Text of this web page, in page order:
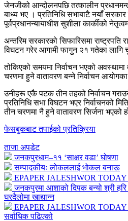
जेनजीको आन्दोलनपछि तत्कालीन
बाध्य भए । प्रतिनिधि सभाबाटै नयाँ
पूर्वप्रधानन्यायाधीश सुशीला कार्कीको
अन्तरिम सरकारको सिफारिसमा राष्ट्रपति
विघटन गरेर आगामी फागुन २१ गतेका लागि
तोकिएको समयमा निर्वाचन भएको अवस्थामा
चरणमा हुने वातावरण बन्ने निर्वाचन
उनीहरू एकै पटक तीन तहको निर्वाचन
प्रतिनिधि सभा विघटन भएर निर्वाचनको
तीन चरणमा नै हुने वातावरण सिर्जना भएको
फेसबुकबाट तपाईको प्रतिक्रिया
ताजा अपडेट
जनकपुरधाम–११ ‘साक्षर वडा’ घोषणा
सम्पादकीयः लोकललाई भोकल बनाऊ
EPAPER JALESHWOR
जनकपुरमा आशाको दिपक बन्यो श्री
घरदैलोमा खाद्यान्न
EPAPER JALESHWOR
सर्वाधिक पढिएको